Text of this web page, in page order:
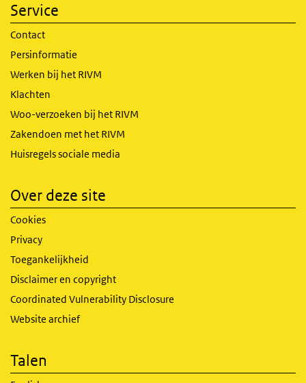
Service
Contact
Persinformatie
Werken bij het RIVM
Klachten
Woo-verzoeken bij het RIVM
Zakendoen met het RIVM
Huisregels sociale media
Over deze site
Cookies
Privacy
Toegankelijkheid
Disclaimer en copyright
Coordinated Vulnerability Disclosure
Website archief
Talen